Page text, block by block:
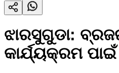
ଝାରସୁଗୁଡା:
କାର୍ଯ୍ୟକ୍ରମ